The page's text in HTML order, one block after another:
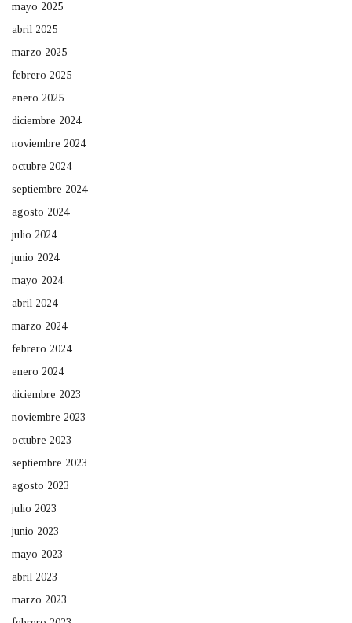
mayo 2025
abril 2025
marzo 2025
febrero 2025
enero 2025
diciembre 2024
noviembre 2024
octubre 2024
septiembre 2024
agosto 2024
julio 2024
junio 2024
mayo 2024
abril 2024
marzo 2024
febrero 2024
enero 2024
diciembre 2023
noviembre 2023
octubre 2023
septiembre 2023
agosto 2023
julio 2023
junio 2023
mayo 2023
abril 2023
marzo 2023